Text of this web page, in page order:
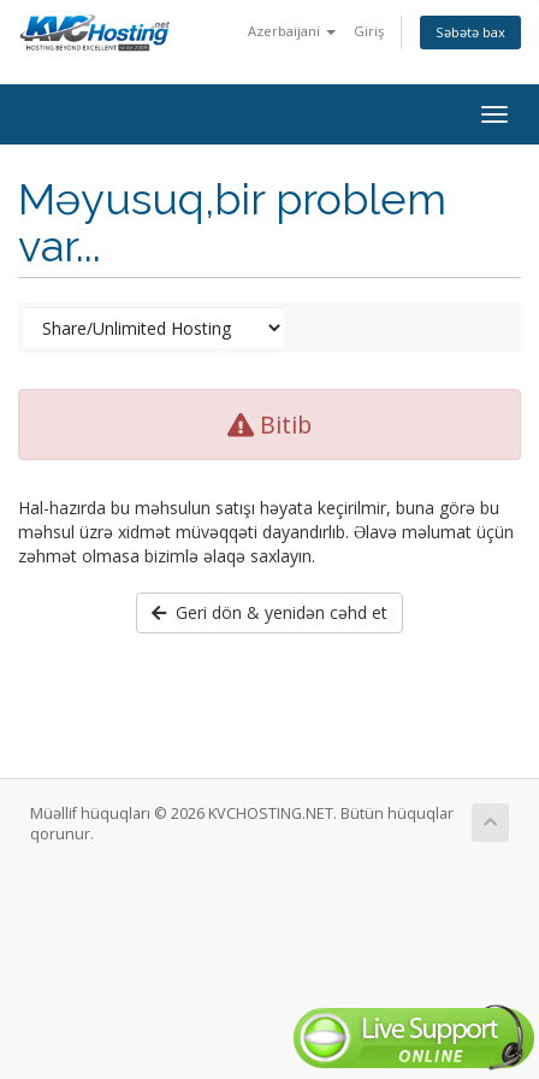
Azerbaijani Giriş Səbətə bax
Məyusuq,bir problem
var...
Bitib
Hal-hazırda bu məhsulun satışı həyata keçirilmir, buna görə bu
məhsul üzrə xidmət müvəqqəti dayandırlıb. Əlavə məlumat üçün
zəhmət olmasa bizimlə əlaqə saxlayın.
Geri dön & yenidən cəhd et
Müəllif hüquqları © 2026 KVCHOSTING.NET. Bütün hüquqlar
qorunur.